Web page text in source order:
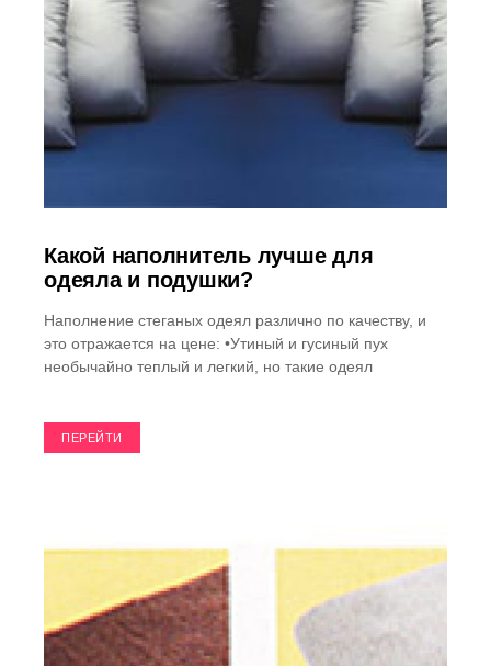
Какой наполнитель лучше для
одеяла и подушки?
Наполнение стеганых одеял различно по качеству, и
это отражается на цене: •Утиный и гусиный пух
необычайно теплый и легкий, но такие одеял
ПЕРЕЙТИ